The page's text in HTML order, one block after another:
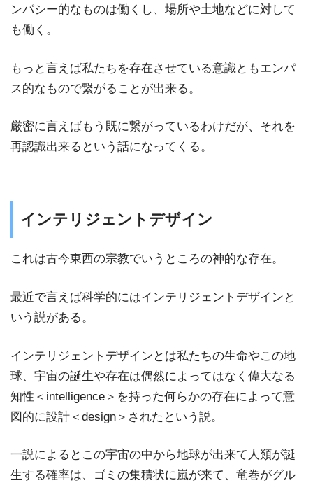
ンパシー的なものは働くし、場所や土地などに対して
も働く。
もっと言えば私たちを存在させている意識ともエンパ
ス的なもので繋がることが出来る。
厳密に言えばもう既に繋がっているわけだが、それを
再認識出来るという話になってくる。
インテリジェントデザイン
これは古今東西の宗教でいうところの神的な存在。
最近で言えば科学的にはインテリジェントデザインと
いう説がある。
インテリジェントデザインとは私たちの生命やこの地
球、宇宙の誕生や存在は偶然によってはなく偉大なる
知性＜intelligence＞を持った何らかの存在によって意
図的に設計＜design＞されたという説。
一説によるとこの宇宙の中から地球が出来て人類が誕
生する確率は、ゴミの集積状に嵐が来て、竜巻がグル